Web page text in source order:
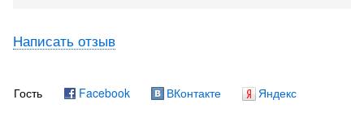
Написать отзыв
Гость Facebook ВКонтакте Яндекс